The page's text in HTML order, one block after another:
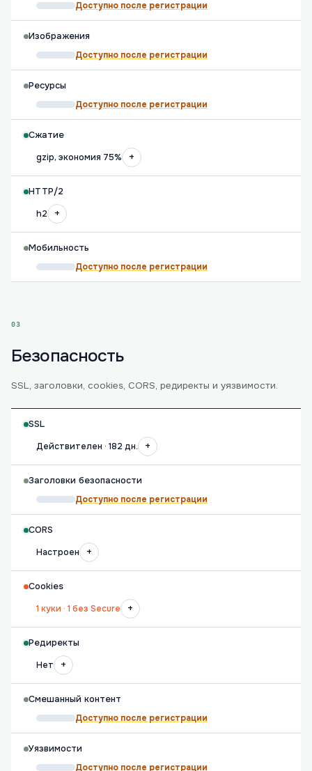
Доступно после регистрации
Изображения
Доступно после регистрации
Ресурсы
Доступно после регистрации
Сжатие
gzip, экономия 75%
+
HTTP/2
h2
+
Мобильность
Доступно после регистрации
03
Безопасность
SSL, заголовки, cookies, CORS, редиректы и уязвимости.
SSL
Действителен · 182 дн.
+
Заголовки безопасности
Доступно после регистрации
CORS
Настроен
+
Cookies
1 куки · 1 без Secure
+
Редиректы
Нет
+
Смешанный контент
Доступно после регистрации
Уязвимости
Доступно после регистрации